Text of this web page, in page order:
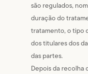
são regulados,
duração do
tratamento, o tipo
dos titulares dos
das partes.
Depois da recolha